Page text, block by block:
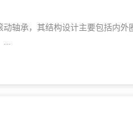
轴承，其结构设计主要包括内外